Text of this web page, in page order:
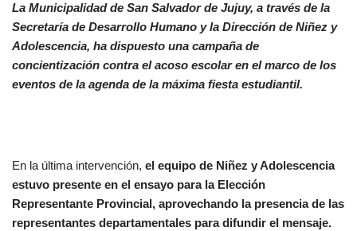
La Municipalidad de San Salvador de Jujuy, a través de la
Secretaría de Desarrollo Humano y la Dirección de Niñez y
Adolescencia, ha dispuesto una campaña de
concientización contra el acoso escolar en el marco de los
eventos de la agenda de la máxima fiesta estudiantil.
En la última intervención, el equipo de Niñez y Adolescencia
estuvo presente en el ensayo para la Elección
Representante Provincial, aprovechando la presencia de las
representantes departamentales para difundir el mensaje.